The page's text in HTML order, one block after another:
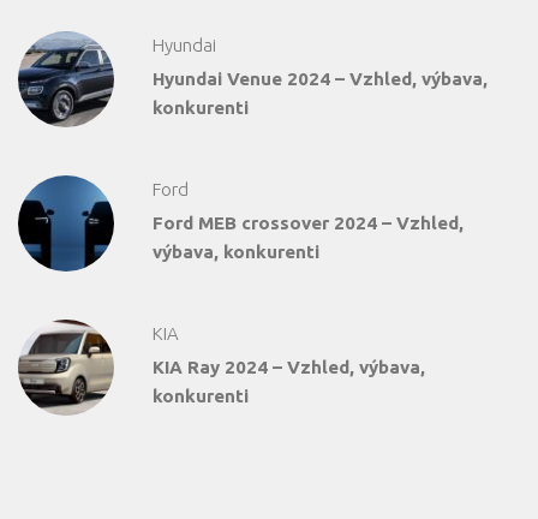
Hyundai
Hyundai Venue 2024 – Vzhled, výbava,
konkurenti
Ford
Ford MEB crossover 2024 – Vzhled,
výbava, konkurenti
KIA
KIA Ray 2024 – Vzhled, výbava,
konkurenti